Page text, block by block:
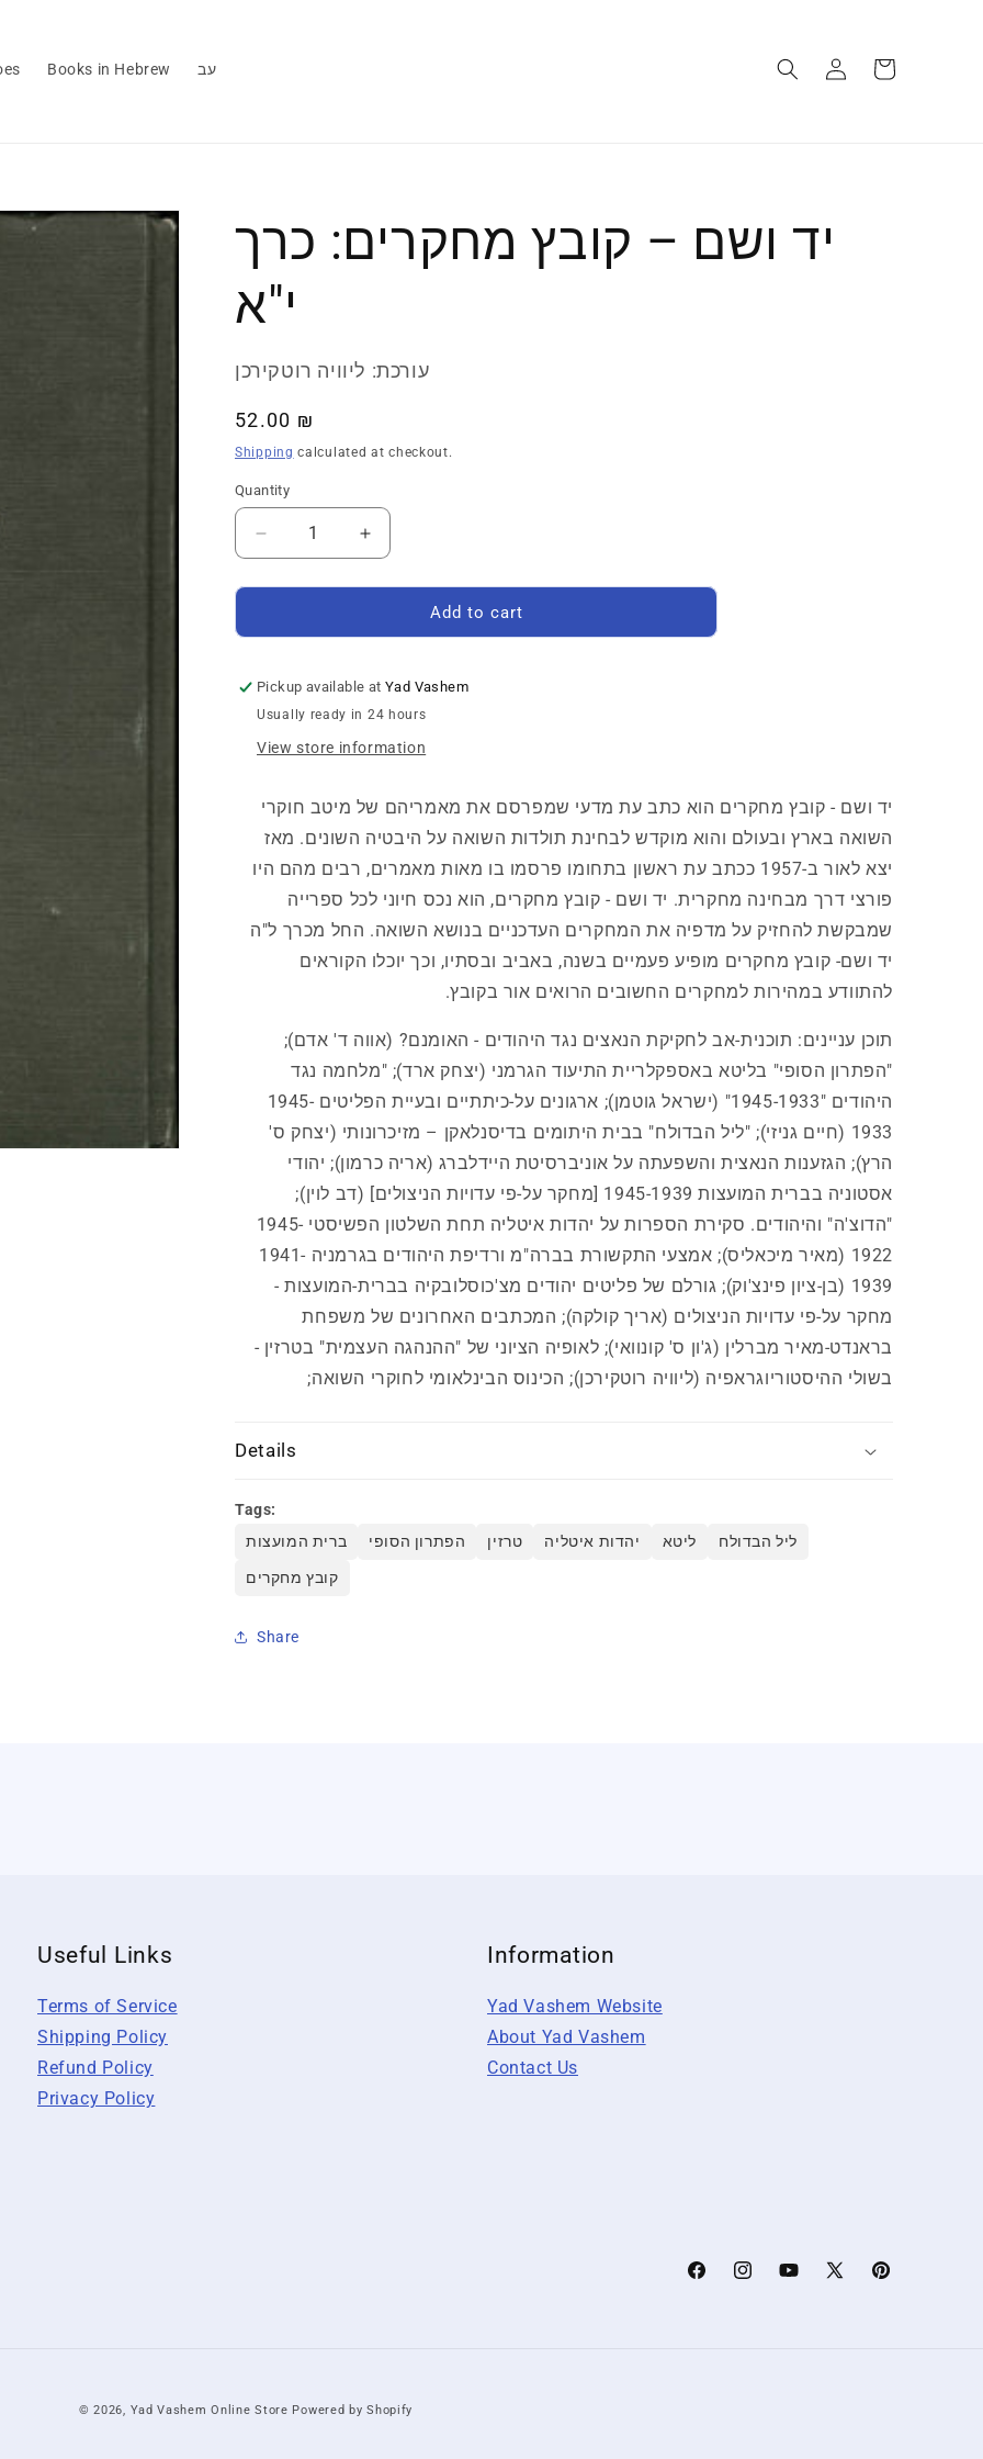
Books in Hebrew עב
in
Cart
יד ושם – קובץ מחקרים: כרך
י"א
עורכת: ליוויה רוטקירכן
Regular
price
52.00 ₪
Shipping calculated at checkout.
Quantity
Quantity
Decrease
quantity
for
ושם
קובץ
מחקרים:
י&quot;א
Increase
quantity
for
ושם
קובץ
מחקרים:
י&quot;א
Add to cart
Pickup available atYad Vashem
Usually ready in 24 hours
View store information
יד ושם - קובץ מחקרים הוא כתב עת מדעי שמפרסם את מאמריהם של מיטב חוקרי
השואה בארץ ובעולם והוא מוקדש לבחינת תולדות השואה על היבטיה השונים. מאז
יצא לאור ב-1957 ככתב עת ראשון בתחומו פרסמו בו מאות מאמרים, רבים מהם היו
פורצי דרך מבחינה מחקרית. יד ושם - קובץ מחקרים, הוא נכס חיוני לכל ספרייה
שמבקשת להחזיק על מדפיה את המחקרים העדכניים בנושא השואה. החל מכרך ל"ה
יד ושם- קובץ מחקרים מופיע פעמיים בשנה, באביב ובסתיו, וכך יוכלו הקוראים
להתוודע במהירות למחקרים החשובים הרואים אור בקובץ.
תוכן עניינים: תוכנית-אב לחקיקת הנאצים נגד היהודים - האומנם? (אווה ד' אדם);
"הפתרון הסופי" בליטא באספקלריית התיעוד הגרמני (יצחק ארד); "מלחמה נגד
היהודים "1945-1933" (ישראל גוטמן); ארגונים על-כיתתיים ובעיית הפליטים 1945-
1933 (חיים גניזי); "ליל הבדולח" בבית היתומים בדיסנלאקן – מזיכרונותי (יצחק ס'
הרץ); הגזענות הנאצית והשפעתה על אוניברסיטת היידלברג (אריה כרמון); יהודי
אסטוניה בברית המועצות 1945-1939 [מחקר על-פי עדויות הניצולים] (דב לוין);
"הדוצ'ה" והיהודים. סקירת הספרות על יהדות איטליה תחת השלטון הפשיסטי 1945-
1922 (מאיר מיכאליס); אמצעי התקשורת בברה"מ ורדיפת היהודים בגרמניה 1941-
1939 (בן-ציון פינצ'וק); גורלם של פליטים יהודים מצ'כוסלובקיה בברית-המועצות -
מחקר על-פי עדויות הניצולים (אריך קולקה); המכתבים האחרונים של משפחת
בראנדט-מאיר מברלין (ג'ון ס' קונוואי); לאופיה הציוני של "ההנהגה העצמית" בטרזין -
בשולי ההיסטוריוגראפיה (ליוויה רוטקירכן); הכינוס הבינלאומי לחוקרי השואה;
Details
Tags:
ברית המועצות
הפתרון הסופי טרזין יהדות איטליה ליטא ליל הבדולח
קובץ מחקרים
Share
Useful Links
Terms of Service
Shipping Policy
Refund Policy
Privacy Policy
Information
Yad Vashem Website
About Yad Vashem
Contact Us
FacebookInstagramYouTube
X
Pinterest
© 2026, Yad Vashem Online Store Powered by Shopify